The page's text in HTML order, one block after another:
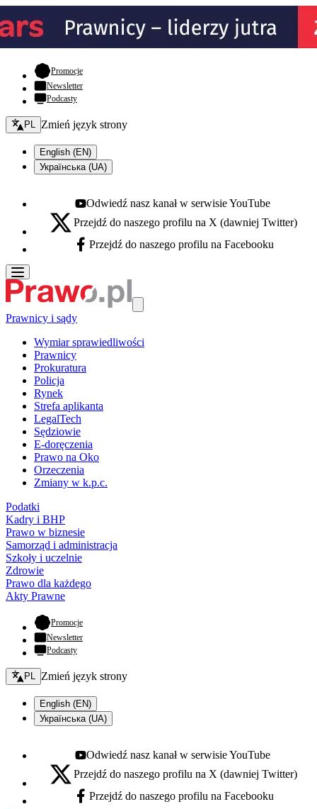
Promocje- otwiera się w nowej karcie
Newsletter
Podcasty
Zmień język - bieżący:
PL Zmień język strony
English (EN)
Українська (UA)
Youtube - otwiera się w nowej karcie
Odwiedź nasz kanał w serwisie YouTube
X - otwiera się w nowej karcie
Przejdź do naszego profilu na X (dawniej Twitter)
Facebook - otwiera się w nowej karcie
Przejdź do naszego profilu na Facebooku
Prawnicy i sądy
Wymiar sprawiedliwości
Prawnicy
Prokuratura
Policja
Rynek
Strefa aplikanta
LegalTech
Sędziowie
E-doręczenia
Prawo na Oko
Orzeczenia
Zmiany w k.p.c.
Podatki
Kadry i BHP
Prawo w biznesie
Samorząd i administracja
Szkoły i uczelnie
Zdrowie
Prawo dla każdego
Akty Prawne
Promocje- otwiera się w nowej karcie
Newsletter
Podcasty
Zmień język - bieżący:
PL Zmień język strony
English (EN)
Українська (UA)
Youtube - otwiera się w nowej karcie
Odwiedź nasz kanał w serwisie YouTube
X - otwiera się w nowej karcie
Przejdź do naszego profilu na X (dawniej Twitter)
Facebook - otwiera się w nowej karcie
Przejdź do naszego profilu na Facebooku